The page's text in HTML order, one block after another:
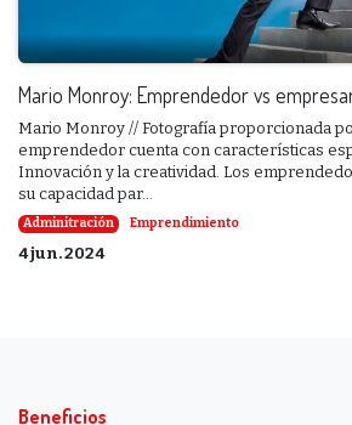
Mario Monroy: Emprendedor vs
Mario Monroy // Fotografía proporcionada
emprendedor cuenta con características
Innovación y la creatividad. Los
su capacidad par...
Adminitración Emprendimiento
4 jun. 2024
Beneficios